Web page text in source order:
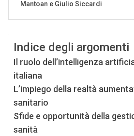
Indice degli argomenti
Il ruolo dell’intelligenza
italiana
L’impiego della realtà
sanitario
Sfide e opportunità della
sanità